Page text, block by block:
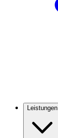
Leistungen